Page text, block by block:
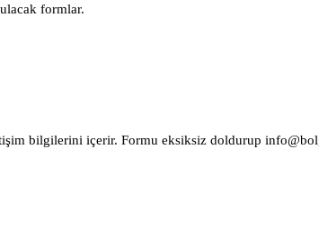
formlar.
bilgilerini içerir. Formu eksiksiz doldurup